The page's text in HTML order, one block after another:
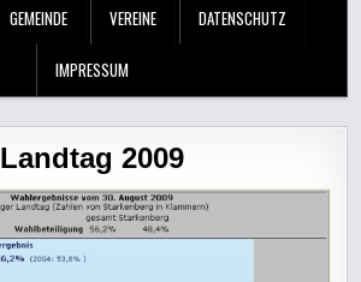
GEMEINDE VEREINE DATENSCHUTZ
IMPRESSUM
Landtag 2009